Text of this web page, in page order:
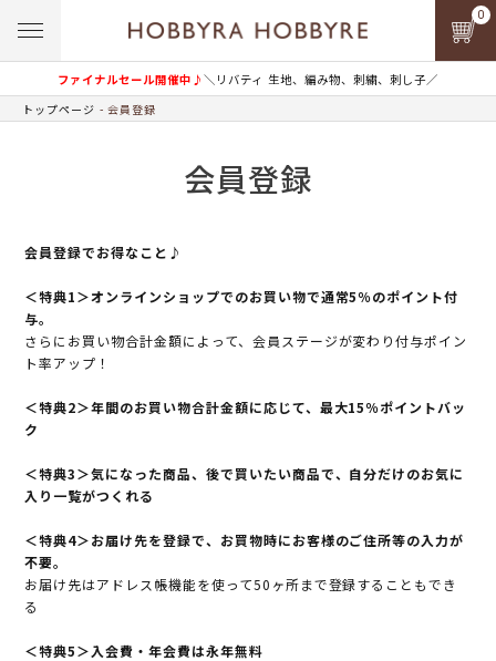
ファイナルセール開催中♪＼リバティ 生地、編み物、刺繍、刺し子／
0
トップページ 会員登録
会員登録
会員登録でお得なこと♪
＜特典1＞オンラインショップでのお買い物で通常5％のポイント付
与。
さらにお買い物合計金額によって、会員ステージが変わり付与ポイン
ト率アップ！
＜特典2＞年間のお買い物合計金額に応じて、最大15％ポイントバッ
ク
＜特典3＞気になった商品、後で買いたい商品で、自分だけのお気に
入り一覧がつくれる
＜特典4＞お届け先を登録で、お買物時にお客様のご住所等の入力が
不要。
お届け先はアドレス帳機能を使って50ヶ所まで登録することもでき
る
＜特典5＞入会費・年会費は永年無料